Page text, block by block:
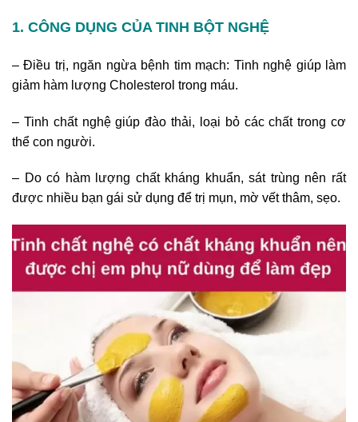
1. CÔNG DỤNG CỦA TINH BỘT NGHỆ
– Điều trị, ngăn ngừa bệnh tim mạch: Tinh nghệ giúp làm
giảm hàm lượng Cholesterol trong máu.
– Tinh chất nghệ giúp đào thải, loại bỏ các chất trong cơ
thể con người.
– Do có hàm lượng chất kháng khuẩn, sát trùng nên rất
được nhiều bạn gái sử dụng để trị mụn, mờ vết thâm, sẹo.